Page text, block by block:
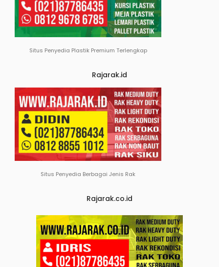
Situs Penyedia Plastik Premium Terlengkap
Rajarak.id
Situs Penyedia Berbagai Jenis Rak
Rajarak.co.id